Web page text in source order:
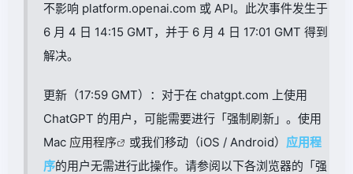
不影响 platform.openai.com 或 API。此次事件发生于
6 月 4 日 14:15 GMT，并于 6 月 4 日 17:01 GMT 得到
解决。
更新（17:59 GMT）：对于在 chatgpt.com 上使用
ChatGPT 的用户，可能需要进行「强制刷新」。使用
Mac 应用程序 或我们移动（iOS / Android） 应用程
序的用户无需进行此操作。请参阅以下各浏览器的「强